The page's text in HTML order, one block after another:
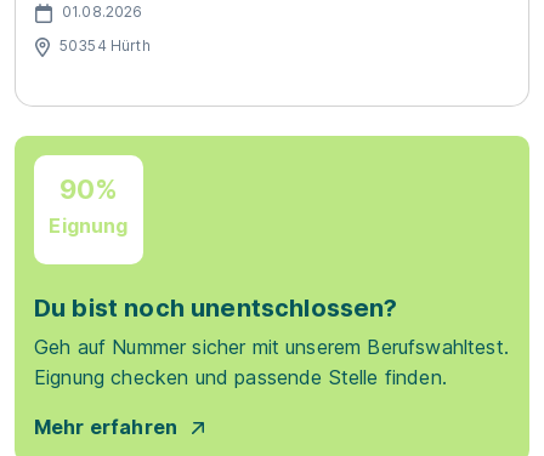
01.08.2026
50354 Hürth
90%
Eignung
Du bist noch unentschlossen?
Geh auf Nummer sicher mit unserem Berufswahltest.
Eignung checken und passende Stelle finden.
Mehr erfahren